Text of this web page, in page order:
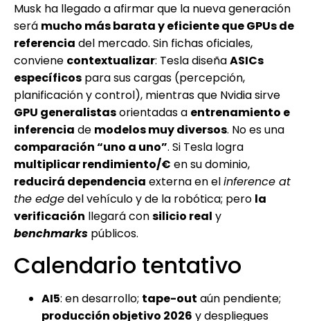
Musk ha llegado a afirmar que la nueva generación
será mucho más barata y eficiente que GPUs de
referencia del mercado. Sin fichas oficiales,
conviene contextualizar: Tesla diseñaASICs
específicos para sus cargas (percepción,
planificación y control), mientras que Nvidia sirve
GPU generalistasorientadas a entrenamiento e
inferencia de modelos muy diversos. No es una
comparación “uno a uno”. Si Tesla logra
multiplicar rendimiento/€ en su dominio,
reducirá dependencia externa en elinference at
the edgedel vehículo y de la robótica; pero la
verificación llegará consilicio real y
benchmarks públicos.
Calendario tentativo
AI5: en desarrollo; tape-out aún pendiente;
producción objetivo 2026 y despliegues